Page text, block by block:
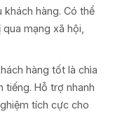
hàng. Có thể
mạng xã hội,
hàng tốt là chìa
tiếng. Hỗ trợ nhanh
tích cực cho